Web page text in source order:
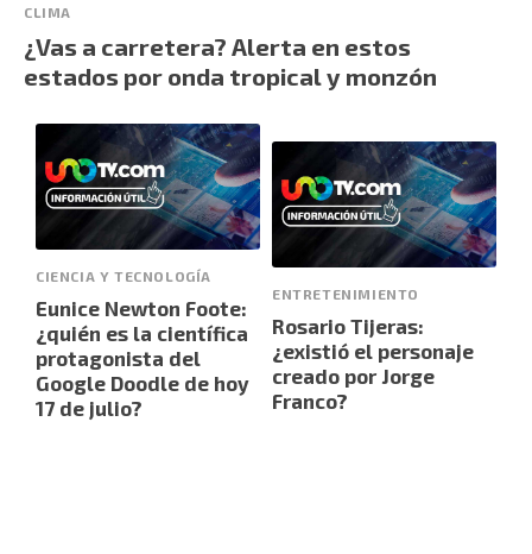
CLIMA
¿Vas a carretera? Alerta en estos
estados por onda tropical y monzón
CIENCIA Y TECNOLOGÍA
Eunice Newton Foote:
¿quién es la científica
protagonista del
Google Doodle de hoy
17 de julio?
ENTRETENIMIENTO
Rosario Tijeras:
¿existió el personaje
creado por Jorge
Franco?